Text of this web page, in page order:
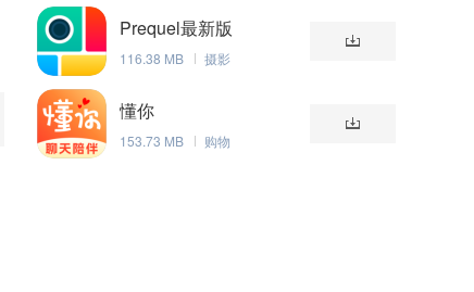
Prequel最新版
116.38 MB 摄影
懂你
153.73 MB 购物